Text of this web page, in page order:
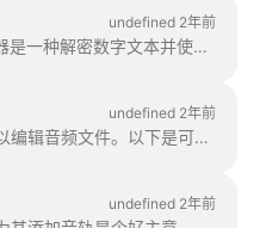
undefined 2年前
文本到语音（TTS）转换器是一种解密数字文本并使用人工语音合成语音的技术。当涉及到...
undefined 2年前
在 Wave.video 中，您可以编辑音频文件。以下是可用的编辑选项：修剪音频文件 更改音量 添加淡入/淡出效果
undefined 2年前